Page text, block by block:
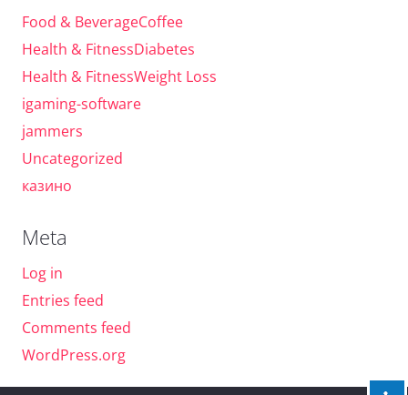
Food & BeverageCoffee
Health & FitnessDiabetes
Health & FitnessWeight Loss
igaming-software
jammers
Uncategorized
казино
Meta
Log in
Entries feed
Comments feed
WordPress.org